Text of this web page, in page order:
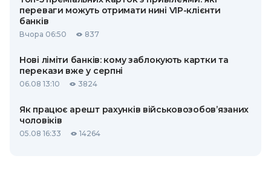
переваги можуть отримати нині VIP-клієнти
банків
Вчора 06:50 837
Нові ліміти банків: кому заблокують картки та
перекази вже у серпні
06.08 13:10 3824
Як працює арешт рахунків військовозобов’язаних
чоловіків
05.08 16:33 14264